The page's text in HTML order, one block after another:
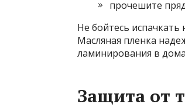
прочешите
Не бойтесь испачкать
Масляная пленка
ламинирования в
Защита от